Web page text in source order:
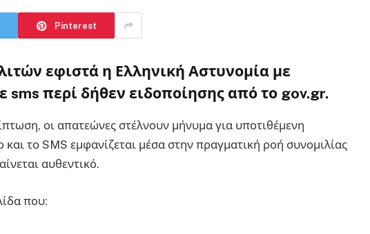
Pinterest
εφιστά η Ελληνική Αστυνομία με
περί δήθεν ειδοποίησης από το gov.gr.
οι απατεώνες στέλνουν μήνυμα για υποτιθέμενη
το SMS εμφανίζεται μέσα στην πραγματική ροή συνομιλίας
αυθεντικό.
που: